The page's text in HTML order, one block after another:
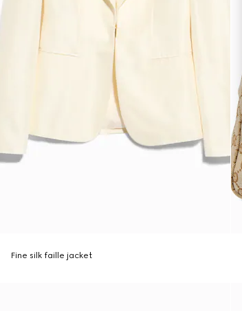
Fine silk faille jacket